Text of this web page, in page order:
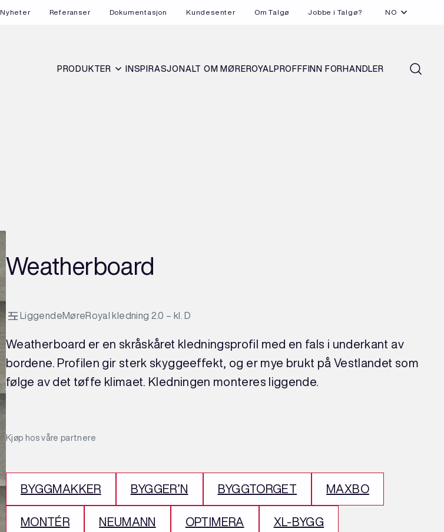
Nyheter Referanser Dokumentasjon Kundesenter Om Talgø Jobbe i Talgø? NO
PRODUKTER INSPIRASJON ALT OM MØREROYAL PROFF FINN FORHANDLER
Weatherboard
LiggendeMøreRoyal kledning 2.0 – kl. D
Weatherboard er en skråskåret kledningsprofil med en fals i underkant av
bordene. Profilen gir sterk skyggeeffekt, og er mye brukt på Vestlandet som
følge av det tøffe klimaet. Kledningen monteres liggende.
Kjøp hos våre partnere
BYGGMAKKER BYGGER’N BYGGTORGET MAXBO
MONTÉR NEUMANN OPTIMERA XL-BYGG